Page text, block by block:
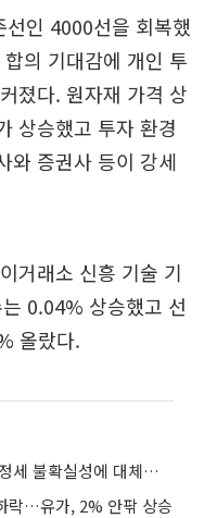
인 4000선을 회복했
의 기대감에 개인 투
졌다. 원자재 가격 상
상승했고 투자 환경
와 증권사 등이 강세
거래소 신흥 기술 기
0.04% 상승했고 선
올랐다.
아시아증시, 미국 증시 하락·중동 정세 불확실성에 대체로 하락⋯상하이지수 0.15%↓
락…유가, 2% 안팎 상승